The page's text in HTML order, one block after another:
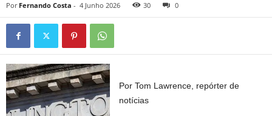
Por Fernando Costa - 4 Junho 2026 30 0
Por Tom Lawrence, repórter de
notícias